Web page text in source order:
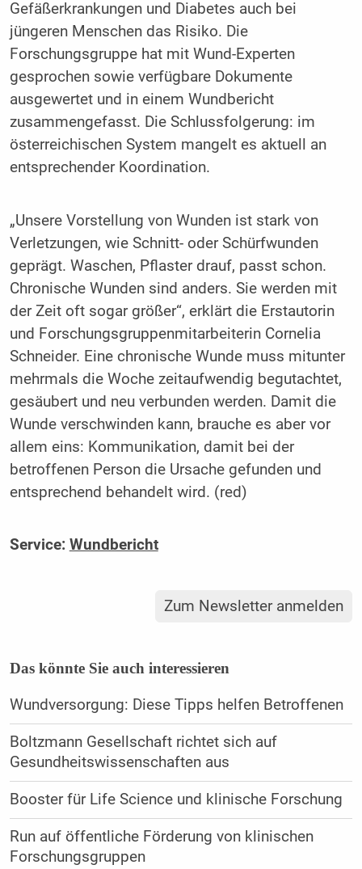
Gefäßerkrankungen und Diabetes auch bei
jüngeren Menschen das Risiko. Die
Forschungsgruppe hat mit Wund-Experten
gesprochen sowie verfügbare Dokumente
ausgewertet und in einem Wundbericht
zusammengefasst. Die Schlussfolgerung: im
österreichischen System mangelt es aktuell an
entsprechender Koordination.
„Unsere Vorstellung von Wunden ist stark von
Verletzungen, wie Schnitt- oder Schürfwunden
geprägt. Waschen, Pflaster drauf, passt schon.
Chronische Wunden sind anders. Sie werden mit
der Zeit oft sogar größer“, erklärt die Erstautorin
und Forschungsgruppenmitarbeiterin Cornelia
Schneider. Eine chronische Wunde muss mitunter
mehrmals die Woche zeitaufwendig begutachtet,
gesäubert und neu verbunden werden. Damit die
Wunde verschwinden kann, brauche es aber vor
allem eins: Kommunikation, damit bei der
betroffenen Person die Ursache gefunden und
entsprechend behandelt wird. (red)
Service: Wundbericht
Zum Newsletter anmelden
Das könnte Sie auch interessieren
Wundversorgung: Diese Tipps helfen Betroffenen
Boltzmann Gesellschaft richtet sich auf
Gesundheitswissenschaften aus
Booster für Life Science und klinische Forschung
Run auf öffentliche Förderung von klinischen
Forschungsgruppen